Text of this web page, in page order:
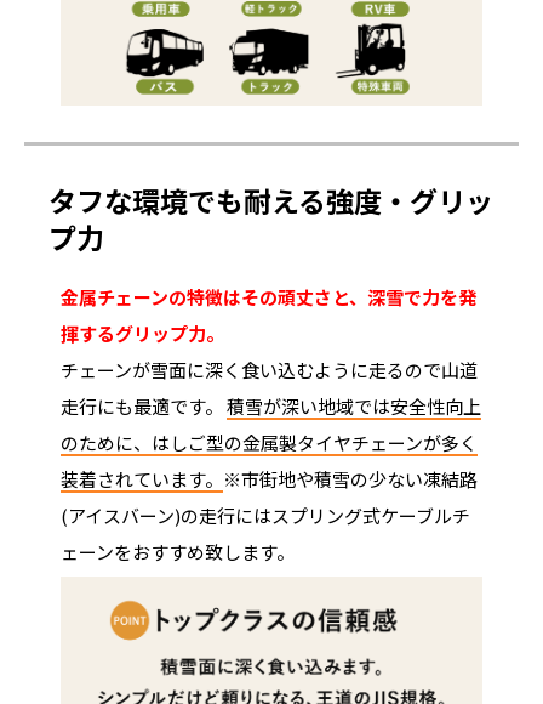
タフな環境でも耐える強度・グリッ
プ力
金属チェーンの特徴はその頑丈さと、深雪で力を発
揮するグリップ力。
チェーンが雪面に深く食い込むように走るので山道
走行にも最適です。 積雪が深い地域では安全性向上
のために、はしご型の金属製タイヤチェーンが多く
装着されています。 ※市街地や積雪の少ない凍結路
(アイスバーン)の走行にはスプリング式ケーブルチ
ェーンをおすすめ致します。